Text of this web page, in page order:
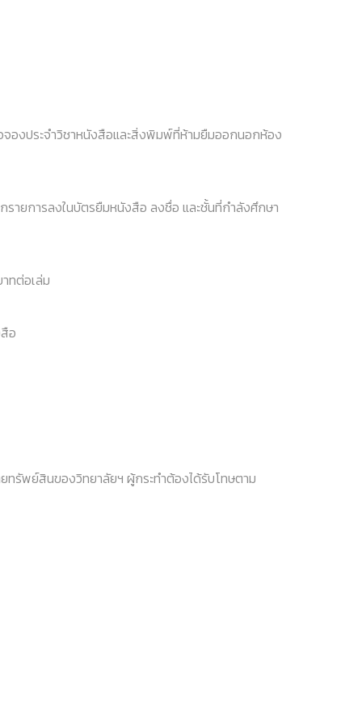
องประจำวิชาหนังสือและสิ่งพิมพ์ที่ห้ามยืมออกนอกห้อง
ายการลงในบัตรยืมหนังสือ ลงชื่อ และชั้นที่กำลังศึกษา
ทต่อเล่ม
อ
รัพย์สินของวิทยาลัยฯ ผู้กระทำต้องได้รับโทษตาม